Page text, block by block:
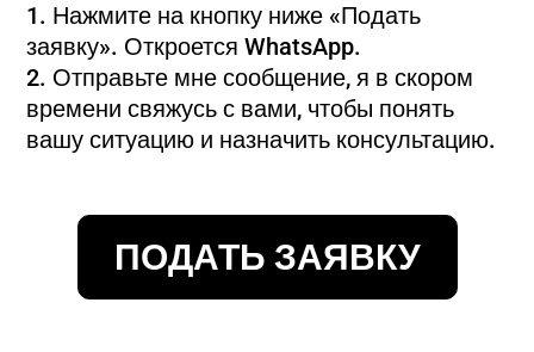
Нажмите на кнопку ниже «Подать
заявку». Откроется WhatsApp.
Отправьте мне сообщение, я в скором
времени свяжусь с вами, чтобы понять
вашу ситуацию и назначить консультацию.
ПОДАТЬ ЗАЯВКУ